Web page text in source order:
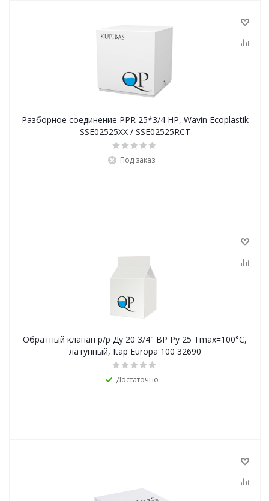
Разборное соединение PPR 25*3/4 HP, Wavin Ecoplastik
SSE02525XX / SSE02525RCT
Под заказ
Обратный клапан р/р Ду 20 3/4" ВР Ру 25 Tmax=100°С,
латунный, Itap Europa 100 32690
Достаточно